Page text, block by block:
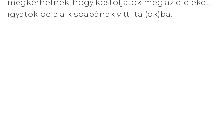
megkérhetnek, hogy kóstoljátok meg az ételeket,
igyatok bele a kisbabának vitt ital(ok)ba.